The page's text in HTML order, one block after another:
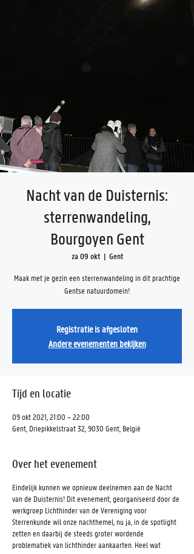
Nacht van de Duisternis:
sterrenwandeling,
Bourgoyen Gent
za 09 okt
  |
Gent
Maak met je gezin een sterrenwandeling in dit prachtige
Gentse natuurdomein!
Registratie is afgesloten
Andere evenementen bekijken
Tijd en locatie
09 okt 2021, 21:00 – 22:00
Gent, Driepikkelstraat 32, 9030 Gent, België
Over het evenement
Eindelijk kunnen we opnieuw deelnemen aan de Nacht
van de Duisternis! Dit evenement, georganiseerd door de
werkgroep Lichthinder van de Vereniging voor
Sterrenkunde wil onze nachthemel, nu ja, in de spotlight
zetten en daarbij de steeds groter wordende
problematiek van lichthinder aankaarten. Heel wat